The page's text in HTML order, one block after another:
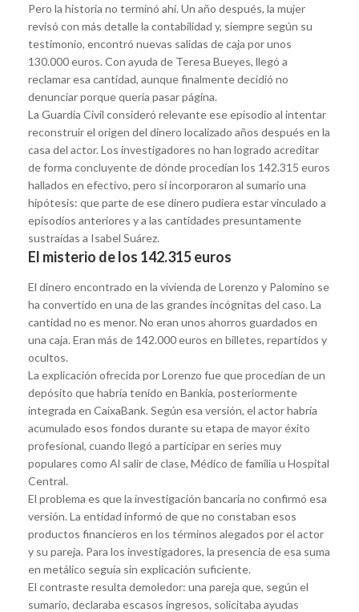
Pero la historia no terminó ahí. Un año después, la mujer
revisó con más detalle la contabilidad y, siempre según su
testimonio, encontró nuevas salidas de caja por unos
130.000 euros. Con ayuda de Teresa Bueyes, llegó a
reclamar esa cantidad, aunque finalmente decidió no
denunciar porque quería pasar página.
La Guardia Civil consideró relevante ese episodio al intentar
reconstruir el origen del dinero localizado años después en la
casa del actor. Los investigadores no han logrado acreditar
de forma concluyente de dónde procedían los 142.315 euros
hallados en efectivo, pero sí incorporaron al sumario una
hipótesis: que parte de ese dinero pudiera estar vinculado a
episodios anteriores y a las cantidades presuntamente
sustraídas a Isabel Suárez.
El misterio de los 142.315 euros
El dinero encontrado en la vivienda de Lorenzo y Palomino se
ha convertido en una de las grandes incógnitas del caso. La
cantidad no es menor. No eran unos ahorros guardados en
una caja. Eran más de 142.000 euros en billetes, repartidos y
ocultos.
La explicación ofrecida por Lorenzo fue que procedían de un
depósito que habría tenido en Bankia, posteriormente
integrada en CaixaBank. Según esa versión, el actor habría
acumulado esos fondos durante su etapa de mayor éxito
profesional, cuando llegó a participar en series muy
populares como Al salir de clase, Médico de familia u Hospital
Central.
El problema es que la investigación bancaria no confirmó esa
versión. La entidad informó de que no constaban esos
productos financieros en los términos alegados por el actor
y su pareja. Para los investigadores, la presencia de esa suma
en metálico seguía sin explicación suficiente.
El contraste resulta demoledor: una pareja que, según el
sumario, declaraba escasos ingresos, solicitaba ayudas